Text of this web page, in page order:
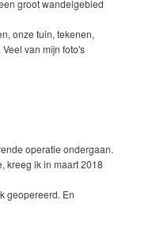
groot wandelgebied
onze tuin, tekenen,
van mijn foto's
operatie ondergaan.
kreeg ik in maart 2018
geopereerd. En